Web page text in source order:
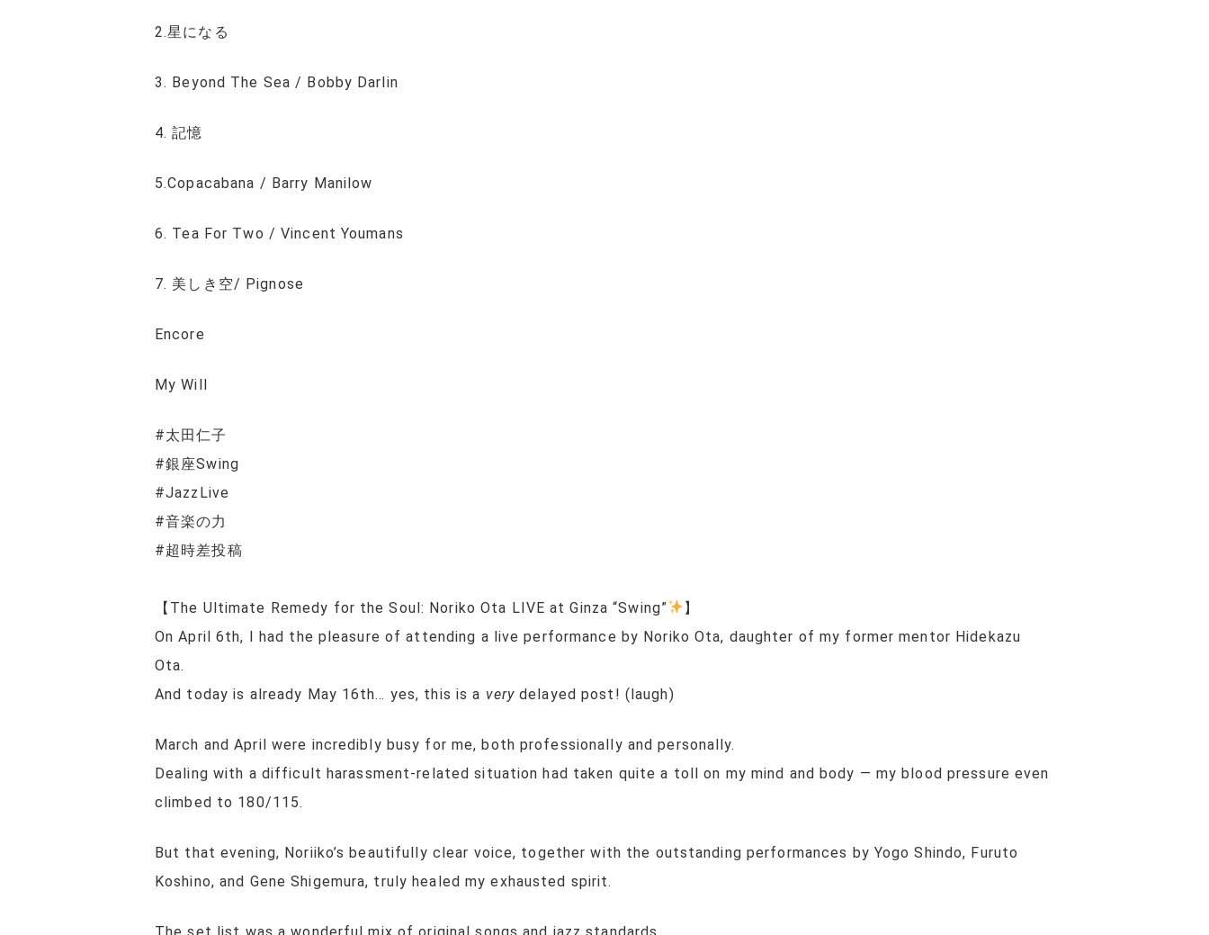
2.星になる
3. Beyond The Sea / Bobby Darlin
4. 記憶
5.Copacabana / Barry Manilow
6. Tea For Two / Vincent Youmans
7. 美しき空/ Pignose
Encore
My Will
#太田仁子
#銀座Swing
#JazzLive
#音楽の力
#超時差投稿
【The Ultimate Remedy for the Soul: Noriko Ota LIVE at Ginza “Swing”
】
On April 6th, I had the pleasure of attending a live performance by Noriko Ota, daughter of my former mentor Hidekazu
Ota.
And today is already May 16th… yes, this is a very delayed post! (laugh)
March and April were incredibly busy for me, both professionally and personally.
Dealing with a difficult harassment-related situation had taken quite a toll on my mind and body — my blood pressure even
climbed to 180/115.
But that evening, Noriiko’s beautifully clear voice, together with the outstanding performances by Yogo Shindo, Furuto
Koshino, and Gene Shigemura, truly healed my exhausted spirit.